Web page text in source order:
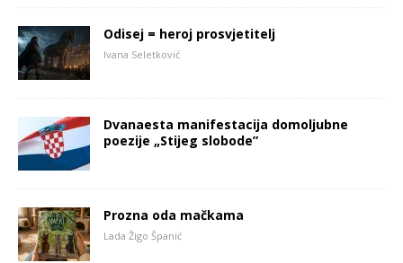
Odisej = heroj prosvjetitelj
Ivana Seletković
Dvanaesta manifestacija domoljubne
poezije „Stijeg slobode”
Prozna oda mačkama
Lada Žigo Španić